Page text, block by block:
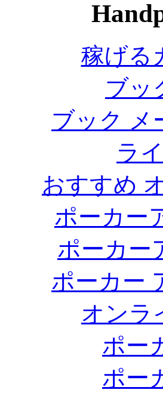
稼げる
ブッ
ブック メ
ラ
おすすめ
ポーカー
ポーカー
ポーカー
オンラ
ポー
ポー